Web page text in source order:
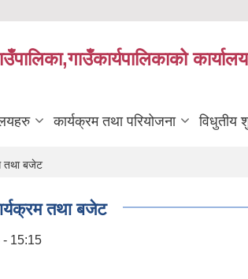
कार्यालय
कार्यक्रम तथा परियोजना विधुतीय
तथा बजेट
तथा बजेट
- 15:15